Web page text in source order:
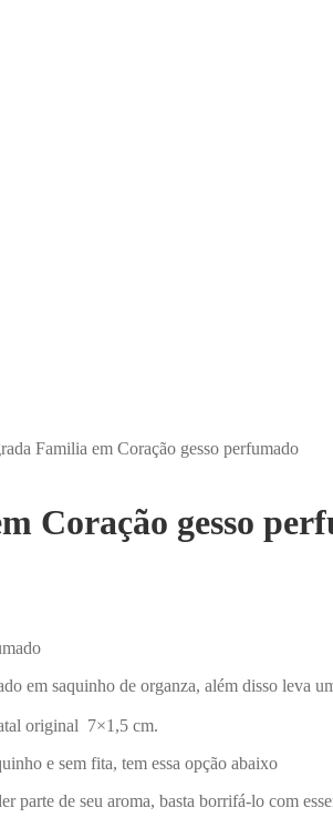
Familia em Coração gesso perfumado
Coração gesso
em saquinho de organza, além disso leva
original 7×1,5 cm.
e sem fita, tem essa opção abaixo
parte de seu aroma, basta borrifá-lo com